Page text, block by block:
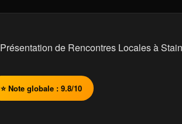
Présentation de Rencontres Locales à
⭐ Note globale : 9.8/10